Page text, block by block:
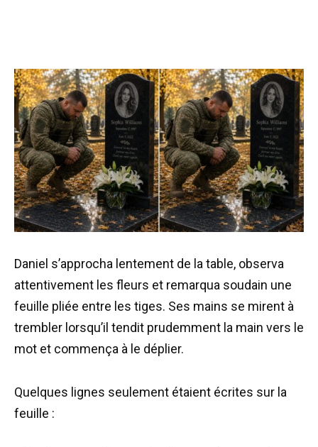
Daniel s’approcha lentement de la table, observa
attentivement les fleurs et remarqua soudain une
feuille pliée entre les tiges. Ses mains se mirent à
trembler lorsqu’il tendit prudemment la main vers le
mot et commença à le déplier.
Quelques lignes seulement étaient écrites sur la
feuille :